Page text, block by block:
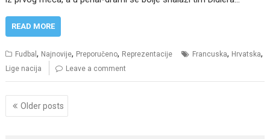
READ MORE
Fudbal, Najnovije, Preporučeno, Reprezentacije Francuska, Hrvatska,
Lige nacija Leave a comment
Posts
navigation
Older posts